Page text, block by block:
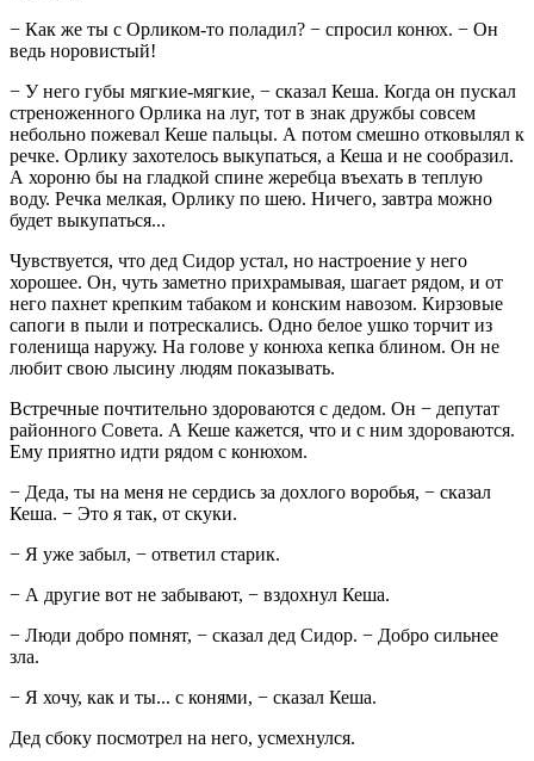
− Как же ты с Орликом-то поладил? − спросил конюх. − Он
ведь норовистый!
− У него губы мягкие-мягкие, − сказал Кеша. Когда он пускал
стреноженного Орлика на луг, тот в знак дружбы совсем
небольно пожевал Кеше пальцы. А потом смешно отковылял к
речке. Орлику захотелось выкупаться, а Кеша и не сообразил.
А хороню бы на гладкой спине жеребца въехать в теплую
воду. Речка мелкая, Орлику по шею. Ничего, завтра можно
будет выкупаться...
Чувствуется, что дед Сидор устал, но настроение у него
хорошее. Он, чуть заметно прихрамывая, шагает рядом, и от
него пахнет крепким табаком и конским навозом. Кирзовые
сапоги в пыли и потрескались. Одно белое ушко торчит из
голенища наружу. На голове у конюха кепка блином. Он не
любит свою лысину людям показывать.
Встречные почтительно здороваются с дедом. Он − депутат
районного Совета. А Кеше кажется, что и с ним здороваются.
Ему приятно идти рядом с конюхом.
− Деда, ты на меня не сердись за дохлого воробья, − сказал
Кеша. − Это я так, от скуки.
− Я уже забыл, − ответил старик.
− А другие вот не забывают, − вздохнул Кеша.
− Люди добро помнят, − сказал дед Сидор. − Добро сильнее
зла.
− Я хочу, как и ты... с конями, − сказал Кеша.
Дед сбоку посмотрел на него, усмехнулся.